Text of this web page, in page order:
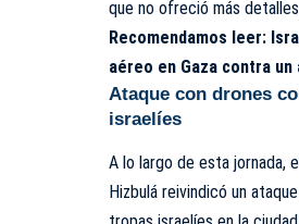
que no ofreció más
Recomendamos leer:
aéreo en Gaza contra
Ataque con drones
israelíes
A lo largo de esta jornada,
Hizbulá reivindicó un